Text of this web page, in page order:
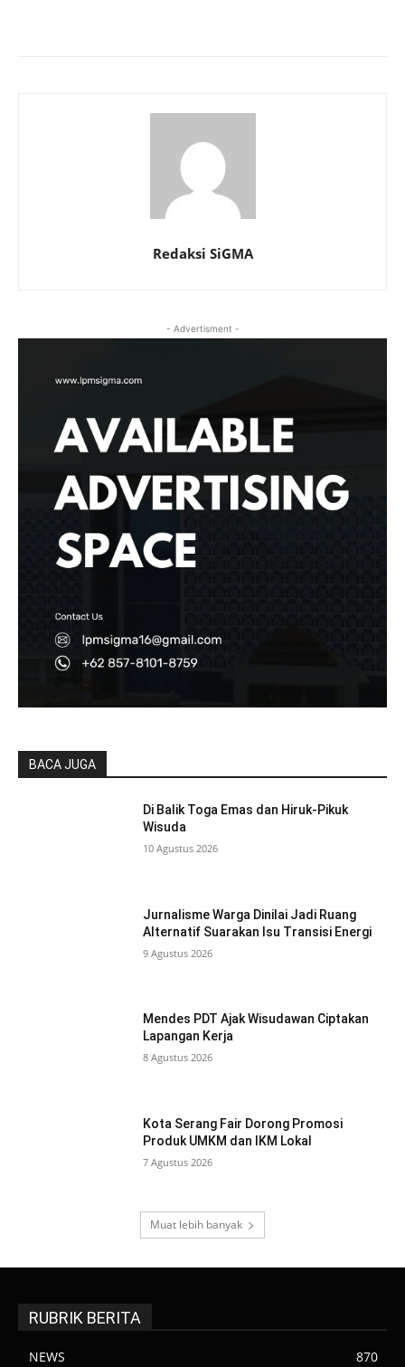
Redaksi SiGMA
- Advertisment -
BACA JUGA
Di Balik Toga Emas dan Hiruk-Pikuk
Wisuda
10 Agustus 2026
Jurnalisme Warga Dinilai Jadi Ruang
Alternatif Suarakan Isu Transisi Energi
9 Agustus 2026
Mendes PDT Ajak Wisudawan Ciptakan
Lapangan Kerja
8 Agustus 2026
Kota Serang Fair Dorong Promosi
Produk UMKM dan IKM Lokal
7 Agustus 2026
Muat lebih banyak
RUBRIK BERITA
NEWS 870